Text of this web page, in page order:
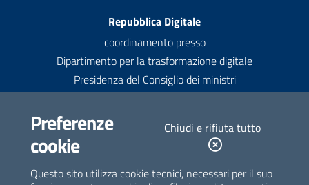
Preferenze
cookie
Chiudi e rifiuta tutto
Questo sito utilizza cookie tecnici, necessari per il suo
Repubblica Digitale
coordinamento presso
Dipartimento per la trasformazione digitale
Presidenza del Consiglio dei ministri
contatti@repubblicadigitale.gov.it
Newsletter